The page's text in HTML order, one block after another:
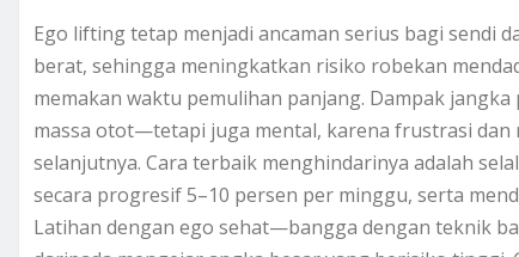
Ego lifting tetap menjadi ancaman serius bagi sendi
berat, sehingga meningkatkan risiko robekan
memakan waktu pemulihan panjang. Dampak
massa otot—tetapi juga mental, karena frustrasi
selanjutnya. Cara terbaik menghindarinya adalah
secara progresif 5–10 persen per minggu, serta
Latihan dengan ego sehat—bangga dengan teknik